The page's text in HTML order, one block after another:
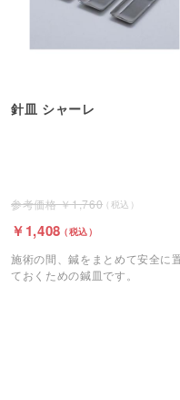
針皿 シャーレ
1,760
1,408
施術の間、鍼をまとめて安全に
ておくための鍼皿です。